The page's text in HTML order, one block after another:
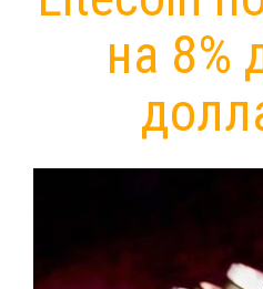
на 8%